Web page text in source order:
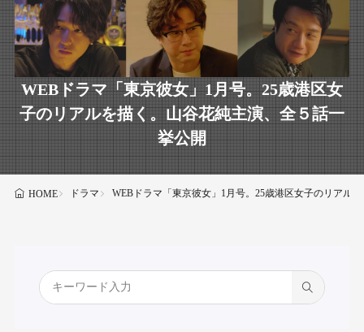
WEBドラマ「東京彼女」1月号。25歳港区女
子のリアルを描く。山谷花純主演、全５話一
挙公開
HOME ドラマ WEBドラマ「東京彼女」1月号。25歳港区女子のリアル